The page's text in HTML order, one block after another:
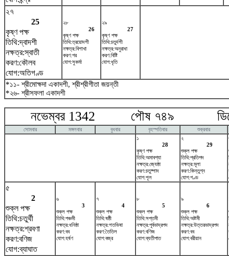
২৭
25
কৃষ্ণ পক্ষ
তিথি:দ্বাদশী
নক্ষত্র:স্বাতী
করণ:কৌলব
যোগ:অতিগণ্ড
২৮
26
কৃষ্ণ পক্ষ
তিথি:ত্রয়োদশী
নক্ষত্র:বিশাখা
করণ:গর
যোগ:সুকর্মা
২৯
27
কৃষ্ণ পক্ষ
তিথি:চতুর্দশী
নক্ষত্র:অনুরাধা
করণ:বিষ্টি
যোগ:ধৃতি
*১১- শ্রীমোক্ষদা একাদশী, শ্রীশ্রীগীতা জয়ন্তী
*২৬- শ্রীসফলা একাদশী
নভেম্বর 1342 পৌষ ৭৪৯
সোমবার মঙ্গলবার বুধবার বৃহস্পতিবার
শুক্রবার
১
28
কৃষ্ণ পক্ষ
তিথি:অমাবশ্যা
নক্ষত্র:জ্যেষ্ঠা
করণ:চতুষ্পাদ
যোগ:শূল
২
29
শুক্ল পক্ষ
তিথি:প্রতিপদ
নক্ষত্র:মূলা
করণ:কিন্তুগ্ন
যোগ:গণ্ড
৫
2
শুক্ল পক্ষ
তিথি:চতুর্থী
নক্ষত্র:শ্রবণা
করণ:বণিজ
যোগ:ব্যাঘাত
৬
3
শুক্ল পক্ষ
তিথি:পঞ্চমী
নক্ষত্র:ধনিষ্ঠা
করণ:বব
যোগ:হর্ষণ
৭
4
শুক্ল পক্ষ
তিথি:ষষ্ঠী
নক্ষত্র:শতভিষ‌া
করণ:তৈতিল
যোগ:বজ্র
৮
5
শুক্ল পক্ষ
তিথি:সপ্তমী
নক্ষত্র:পূর্বভাদ্রপদ
করণ:বণিজ
যোগ:ব্যতীপাত
৯
6
শুক্ল পক্ষ
তিথি:অষ্টমী
নক্ষত্র:উত্তরভাদ্রপদ
করণ:বব
যোগ:বরীয়ান